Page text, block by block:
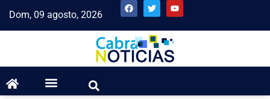
Dom, 09 agosto, 2026